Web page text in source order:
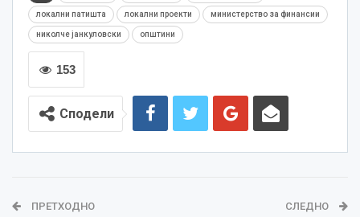
локални патишта локални проекти министерство за финансии
николче јанкуловски општини
153
Сподели
ПРЕТХОДНО СЛЕДНО